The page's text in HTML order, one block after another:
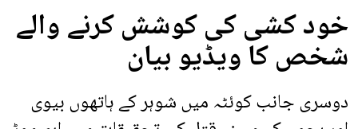
خود کشی کی کوشش کرنے والے
شخص کا ویڈیو بیان
دوسری جانب کوئٹہ میں شوہر کے ہاتھوں بیوی